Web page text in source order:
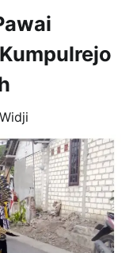
Widji